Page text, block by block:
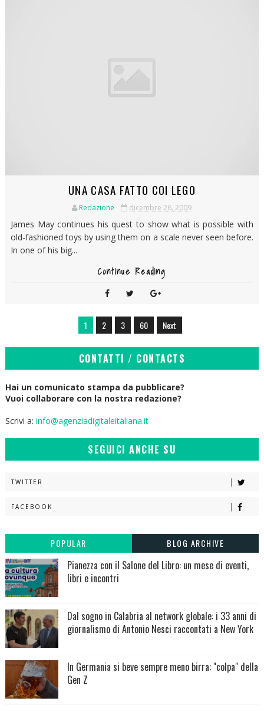
UNA CASA FATTO COI LEGO
Redazione dicembre 26, 2009
James May continues his quest to show what is possible with
old-fashioned toys by using them on a scale never seen before.
In one of his big...
Continue Reading
1 2 3 60 Next
CONTATTI / CONTACTS
Hai un comunicato stampa da pubblicare?
Vuoi collaborare con la nostra redazione?
Scrivi a: info@agenziadigitaleitaliana.it
SEGUICI ANCHE SU
TWITTER
FACEBOOK
POPULAR BLOG ARCHIVE
Pianezza con il Salone del Libro: un mese di eventi,
libri e incontri
Dal sogno in Calabria al network globale: i 33 anni di
giornalismo di Antonio Nesci raccontati a New York
In Germania si beve sempre meno birra: "colpa" della
Gen Z